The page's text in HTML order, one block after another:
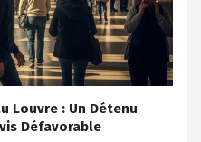
Louvre : Un Détenu
Défavorable